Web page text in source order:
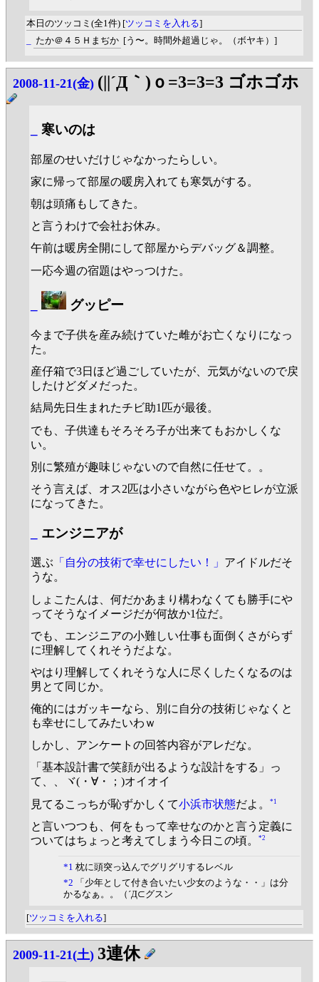
本日のツッコミ(全1件) [ツッコミを入れる]
たか＠４５Ｈまぢか [う〜。時間外超過じゃ。（ボヤキ）]
2008-11-21(金) (||´Д｀)ｏ=3=3=3 ゴホゴホ
寒いのは
部屋のせいだけじゃなかったらしい。
家に帰って部屋の暖房入れても寒気がする。
朝は頭痛もしてきた。
と言うわけで会社お休み。
午前は暖房全開にして部屋からデバッグ＆調整。
一応今週の宿題はやっつけた。
グッピー
今まで子供を産み続けていた雌がお亡くなりになっ
た。
産仔箱で3日ほど過ごしていたが、元気がないので戻
したけどダメだった。
結局先日生まれたチビ助1匹が最後。
でも、子供達もそろそろ子が出来てもおかしくな
い。
別に繁殖が趣味じゃないので自然に任せて。。
そう言えば、オス2匹は小さいながら色やヒレが立派
になってきた。
エンジニアが
選ぶ 「自分の技術で幸せにしたい！」 アイドルだそ
うな。
しょこたんは、何だかあまり構わなくても勝手にや
ってそうなイメージだが何故か1位だ。
でも、エンジニアの小難しい仕事も面倒くさがらず
に理解してくれそうだよな。
やはり理解してくれそうな人に尽くしたくなるのは
男とて同じか。
俺的にはガッキーなら、別に自分の技術じゃなくと
も幸せにしてみたいわｗ
しかし、アンケートの回答内容がアレだな。
「基本設計書で笑顔が出るような設計をする」っ
て、、ヾ(・∀・；)オイオイ
見てるこっちが恥ずかしくて小浜市状態だよ。 *1
と言いつつも、何をもって幸せなのかと言う定義に
ついてはちょっと考えてしまう今日この頃。
*2
*1 枕に頭突っ込んでグリグリするレベル
*2 「少年として付き合いたい少女のような・・」は分
かるなぁ。。（´Д⊂グスン
[ツッコミを入れる]
2009-11-21(土) 3連休